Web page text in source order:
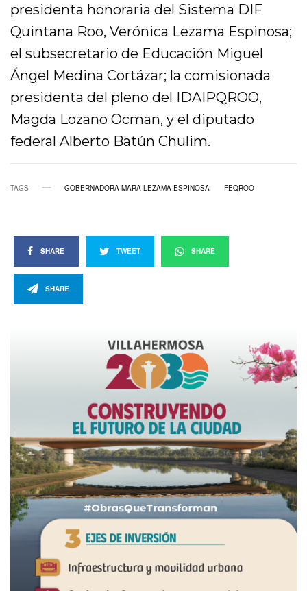
presidenta honoraria del Sistema DIF
Quintana Roo, Verónica Lezama Espinosa;
el subsecretario de Educación Miguel
Ángel Medina Cortázar; la comisionada
presidenta del pleno del IDAIPQROO,
Magda Lozano Ocman, y el diputado
federal Alberto Batún Chulim.
TAGS GOBERNADORA MARA LEZAMA ESPINOSA IFEQROO
SHARE TWEET SHARE
SHARE